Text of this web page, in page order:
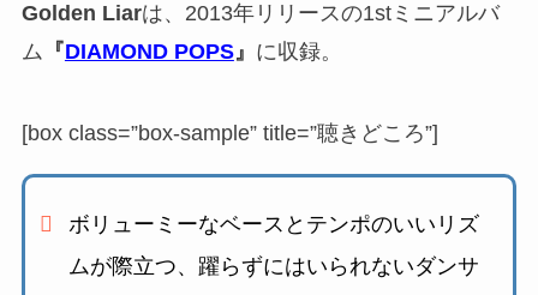
Golden Liarは、2013年リリースの1stミニアルバ
ム 『DIAMOND POPS』 に収録。
[box class=”box-sample” title=”聴きどころ”]
ボリューミーなベースとテンポのいいリズ
ムが際立つ、 躍らずにはいられないダンサ